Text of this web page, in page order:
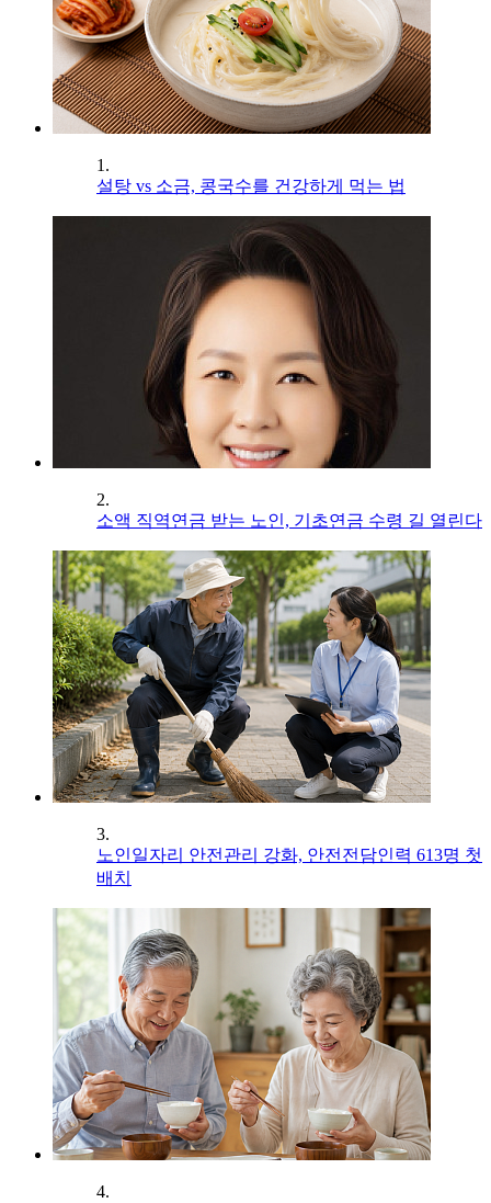
1.
설탕 vs 소금, 콩국수를 건강하게 먹는 법
2.
소액 직역연금 받는 노인, 기초연금 수령 길 열린다
3.
노인일자리 안전관리 강화, 안전전담인력 613명 첫
배치
4.